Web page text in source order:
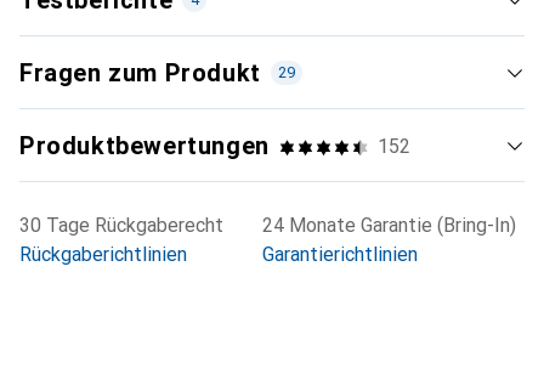
Fragen zum Produkt 29
Produktbewertungen 152
30 Tage Rückgaberecht
Rückgaberichtlinien
24 Monate Garantie (Bring-In)
Garantierichtlinien